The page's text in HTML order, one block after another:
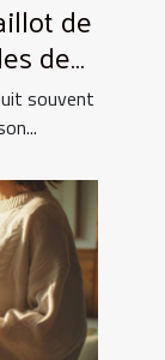
de
de
souvent